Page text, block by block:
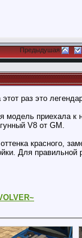
Предыдушая
этот раз это
модель приехала к
V8 от GM.
красного,
Для